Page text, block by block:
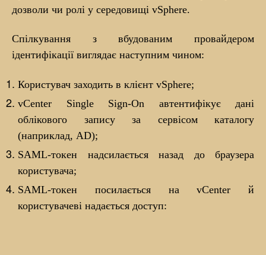
дозволи чи ролі у середовищі vSphere.
Спілкування з вбудованим провайдером
ідентифікації виглядає наступним чином:
Користувач заходить в клієнт vSphere;
vCenter Single Sign-On автентифікує дані
облікового запису за сервісом каталогу
(наприклад, AD);
SAML-токен надсилається назад до браузера
користувача;
SAML-токен посилається на vCenter й
користувачеві надається доступ: